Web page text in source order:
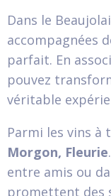
Dans le
accompagnées
parfait. En
pouvez
véritable
Parmi les vins à
Morgon, Fleurie
entre amis ou
promettent des